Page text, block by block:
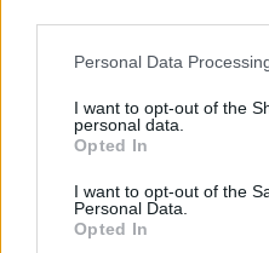
Please note that this
not limited to your visit or
grant or deny consent to
use your data for below
consent section.
Personal Data
I want to opt-out of the
personal data.
Opted In
I want to opt-out of the
Personal Data.
Opted In
Πολιτική Απορρήτου
&Όροι
ΕΥΡΩΠΑΙΚΗ
ΠΛΗΘΩΡΙΣΜΟΣ
Share: